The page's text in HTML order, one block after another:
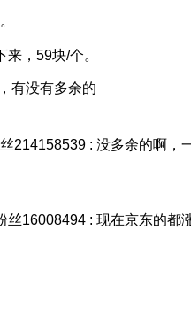
，59块/个。
有没有多余的
214158539 : 没多余的啊，
丝16008494 : 现在京东的都